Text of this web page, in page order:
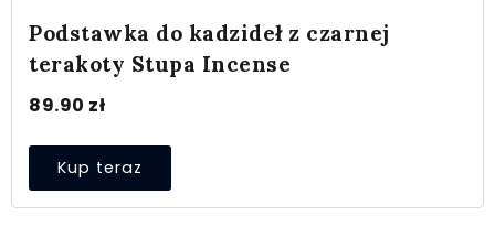
Podstawka do kadzideł z czarnej
terakoty Stupa Incense
89.90 zł
Kup teraz